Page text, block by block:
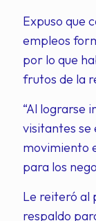
Expuso que
empleos
por lo que
frutos de la
“Al lograrse
visitantes se
movimiento
para los
Le reiteró al
respaldo